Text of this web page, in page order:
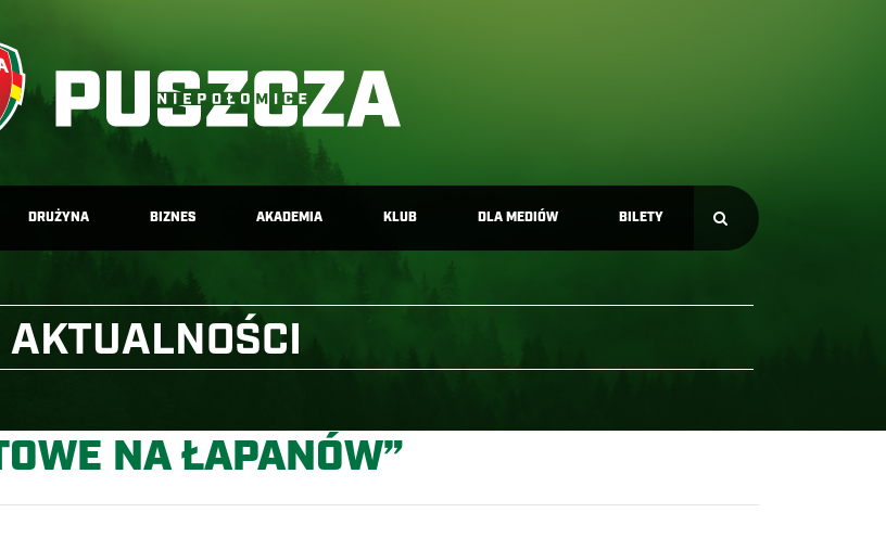
DRUŻYNA BIZNES AKADEMIA KLUB DLA MEDIÓW BILETY
AKTUALNOŚCI
NA ŁAPANÓW”